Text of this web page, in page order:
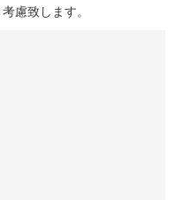
慮致します。